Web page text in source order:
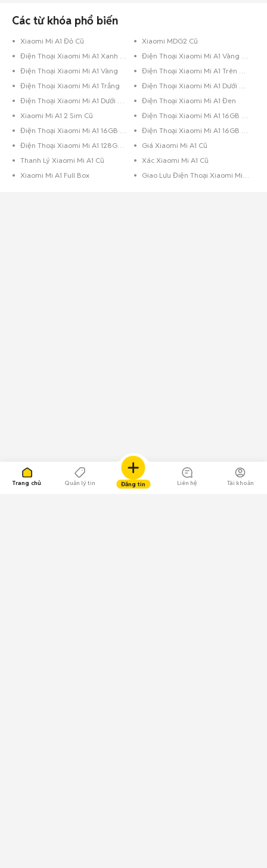
Trang chủ Quản lý tin Đăng tin Liên hệ Tài khoản
Các từ khóa phổ biến
Xiaomi Mi A1 Đỏ Cũ
Xiaomi MDG2 Cũ
Điện Thoại Xiaomi Mi A1 Xanh Dương
Điện Thoại Xiaomi Mi A1 Vàng Hồng
Điện Thoại Xiaomi Mi A1 Vàng
Điện Thoại Xiaomi Mi A1 Trên 256GB Đỏ
Điện Thoại Xiaomi Mi A1 Trắng
Điện Thoại Xiaomi Mi A1 Dưới 8GB Đen Bóng
Điện Thoại Xiaomi Mi A1 Dưới 8GB Đen
Điện Thoại Xiaomi Mi A1 Đen
Xiaomi Mi A1 2 Sim Cũ
Điện Thoại Xiaomi Mi A1 16GB Vàng
Điện Thoại Xiaomi Mi A1 16GB Trắng
Điện Thoại Xiaomi Mi A1 16GB Đen
Điện Thoại Xiaomi Mi A1 128GB Đen
Giá Xiaomi Mi A1 Cũ
Thanh Lý Xiaomi Mi A1 Cũ
Xác Xiaomi Mi A1 Cũ
Xiaomi Mi A1 Full Box
Giao Lưu Điện Thoại Xiaomi Mi A1